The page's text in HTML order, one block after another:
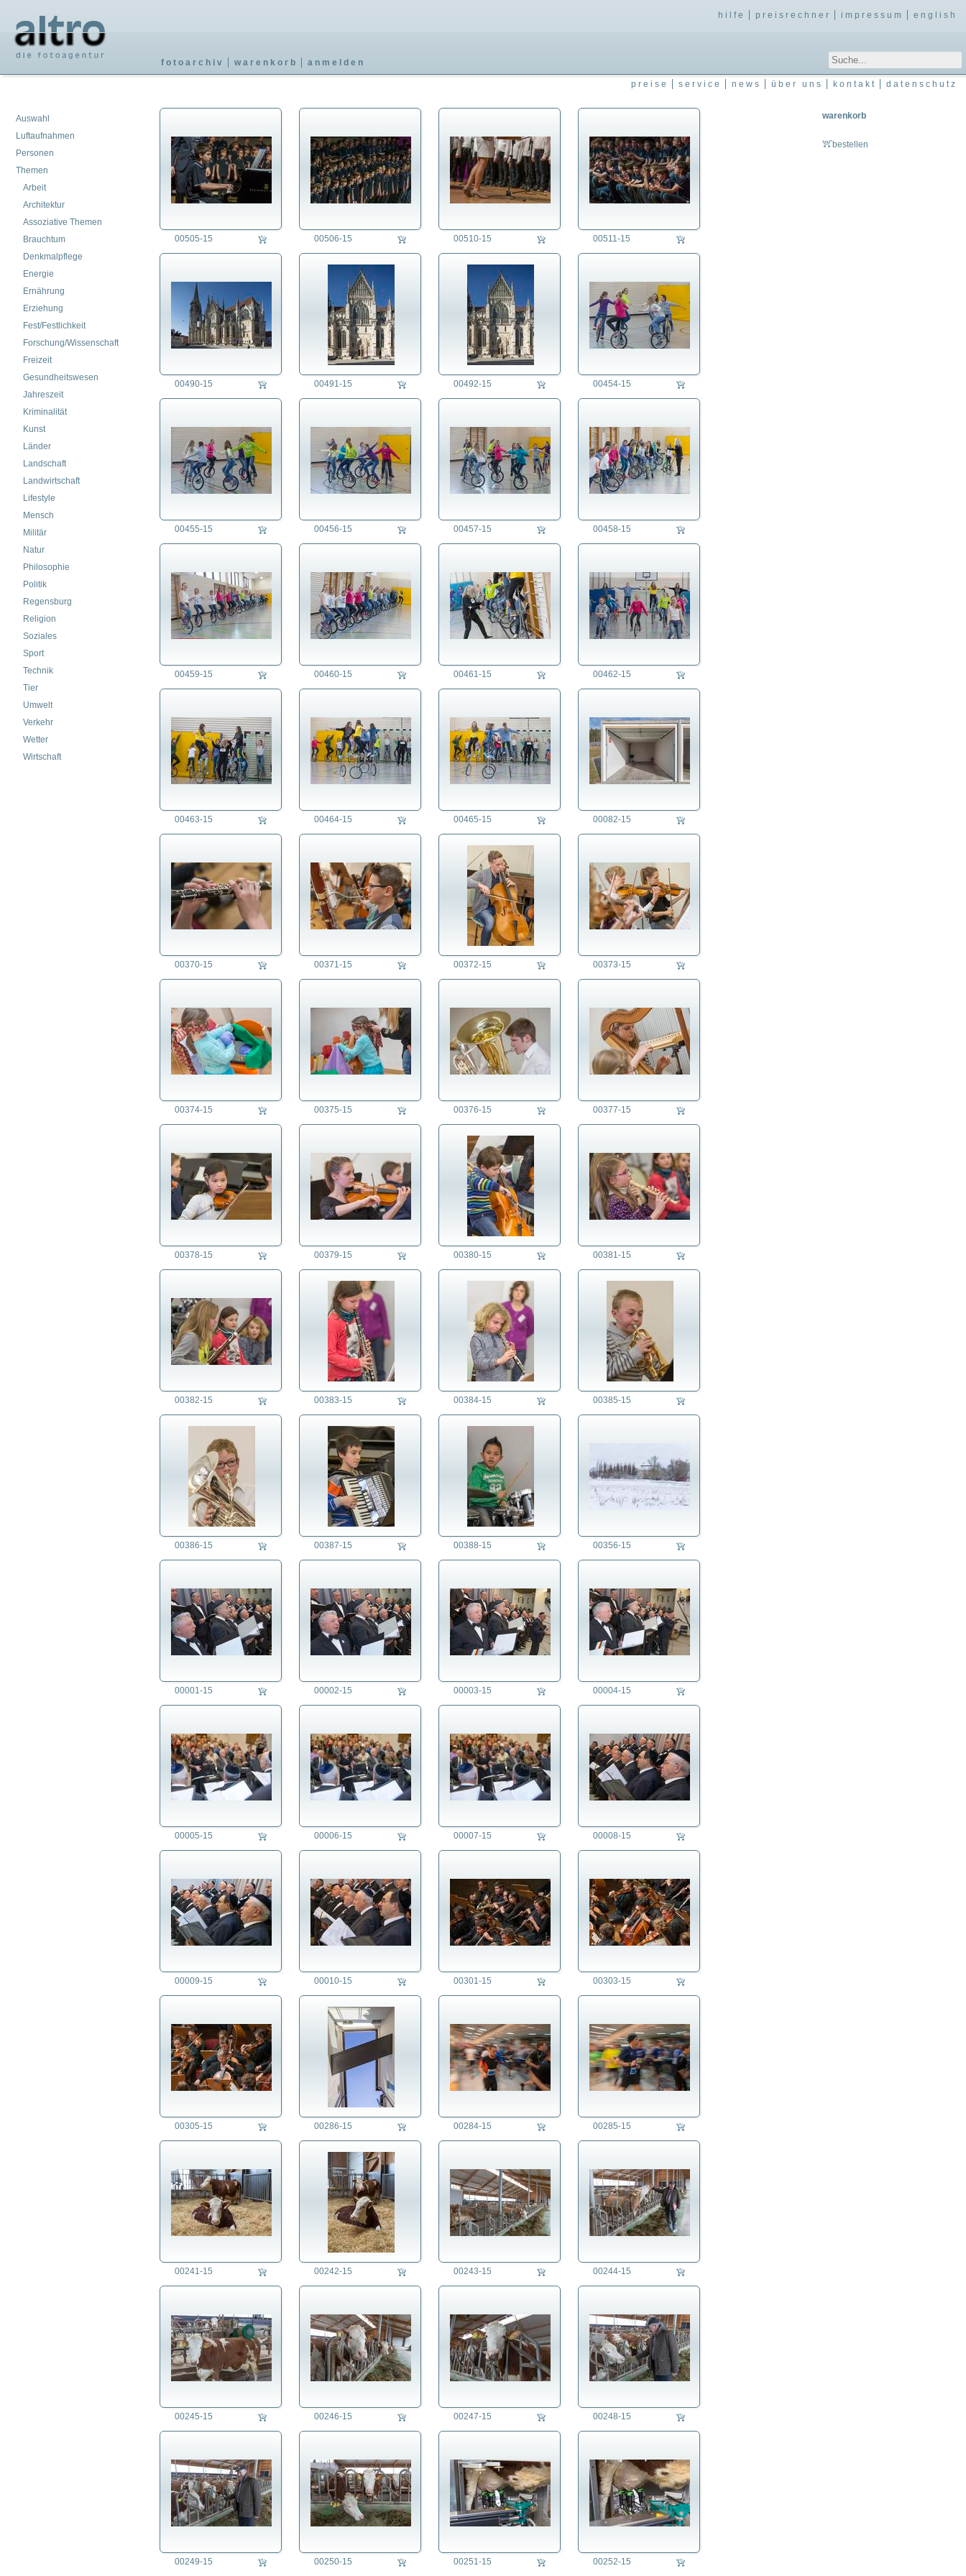
fotoarchiv warenkorb anmelden
hilfe preisrechner impressum english
preise service news über uns kontakt datenschutz
Auswahl
Luftaufnahmen
Personen
Themen
Arbeit
Architektur
Assoziative Themen
Brauchtum
Denkmalpflege
Energie
Ernährung
Erziehung
Fest/Festlichkeit
Forschung/Wissenschaft
Freizeit
Gesundheitswesen
Jahreszeit
Kriminalität
Kunst
Länder
Landschaft
Landwirtschaft
Lifestyle
Mensch
Militär
Natur
Philosophie
Politik
Regensburg
Religion
Soziales
Sport
Technik
Tier
Umwelt
Verkehr
Wetter
Wirtschaft
warenkorb
bestellen
00505-15 00506-15 00510-15 00511-15
00490-15 00491-15 00492-15 00454-15
00455-15 00456-15 00457-15 00458-15
00459-15 00460-15 00461-15 00462-15
00463-15 00464-15 00465-15 00082-15
00370-15 00371-15 00372-15 00373-15
00374-15 00375-15 00376-15 00377-15
00378-15 00379-15 00380-15 00381-15
00382-15 00383-15 00384-15 00385-15
00386-15 00387-15 00388-15 00356-15
00001-15 00002-15 00003-15 00004-15
00005-15 00006-15 00007-15 00008-15
00009-15 00010-15 00301-15 00303-15
00305-15 00286-15 00284-15 00285-15
00241-15 00242-15 00243-15 00244-15
00245-15 00246-15 00247-15 00248-15
00249-15 00250-15 00251-15 00252-15